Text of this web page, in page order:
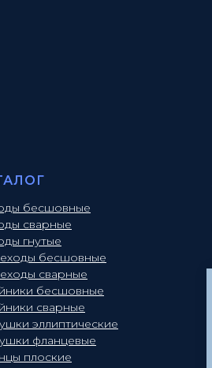
бесшовные
сварные
гнутые
бесшовные
сварные
бесшовные
сварные
эллиптические
фланцевые
плоские